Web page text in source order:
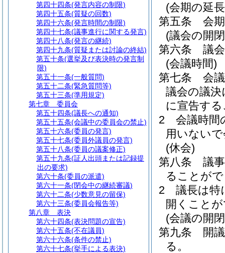
(会期の延
第五条
会
(議会の開
第六条
議
(会議時間)
第七条
会
議会の議
に宣告す
2
会議時間
用いない
(休会)
第八条
議
ることが
2
議長は特
開くこと
(会議の開
第九条
開
る。
第四十四条(発言内容の制限)
第四十五条(質疑の回数)
第四十六条(発言時間の制限)
第四十七条(議事進行に関する発言)
第四十八条(発言の継続)
第四十九条(質疑または討論の終結)
第五十条(選挙及び表決時の発言制
限)
第五十一条(一般質問)
第五十二条(緊急質問等)
第五十三条(準用規定)
第七章
委員会
第五十四条(議長への通知)
第五十五条(会議中の委員会の禁止)
第五十六条(委員の発言)
第五十七条(委員外議員の発言)
第五十八条(委員の議案修正)
第五十九条(証人出頭または記録提
出の要求)
第六十条(委員の派遣)
第六十一条(閉会中の継続審議)
第六十二条(少数意見の留保)
第六十三条(委員会報告等)
第八章
表決
第六十四条(表決問題の宣告)
第六十五条(不在議員)
第六十六条(条件の禁止)
第六十七条(挙手による表決)